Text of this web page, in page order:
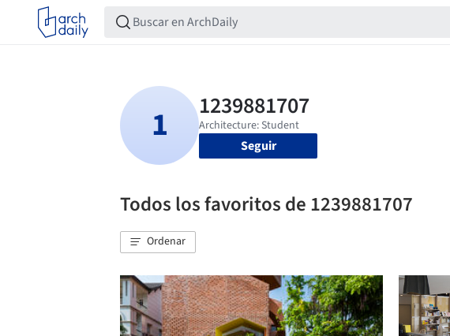
Seguir
Todos los favoritos de 1239881707
Ordenar